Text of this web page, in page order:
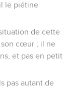
le piétine
de cette
son cœur ; il ne
et pas en petit
pas autant de